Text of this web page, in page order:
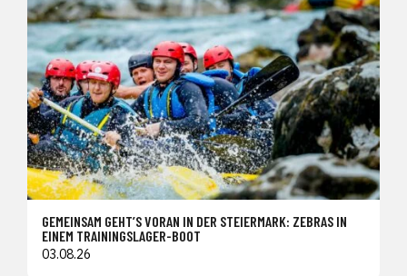
GEMEINSAM GEHT’S VORAN IN DER STEIERMARK: ZEBRAS IN
EINEM TRAININGSLAGER-BOOT
03.08.26